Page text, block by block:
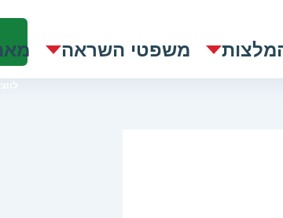
משפטי השראה